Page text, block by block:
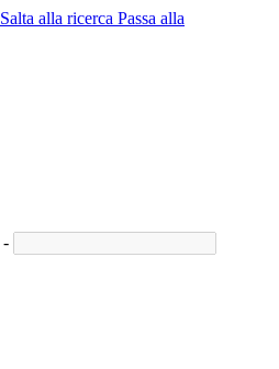
Salta alla ricerca Passa alla
-